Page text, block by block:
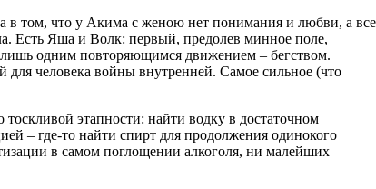
в том, что у Акима с женою нет понимания и любви, а все
Есть Яша и Волк: первый, предолев минное поле,
лишь одним повторяющимся движением – бегством.
для человека войны внутренней. Самое сильное (что
этапности: найти водку в достаточном
– где-то найти спирт для продолжения одинокого
в самом поглощении алкоголя, ни малейших